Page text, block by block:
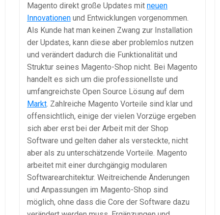
Magento direkt große Updates mit neuen
Innovationen und Entwicklungen vorgenommen.
Als Kunde hat man keinen Zwang zur Installation
der Updates, kann diese aber problemlos nutzen
und verändert dadurch die Funktionalität und
Struktur seines Magento-Shop nicht. Bei Magento
handelt es sich um die professionellste und
umfangreichste Open Source Lösung auf dem
Markt. Zahlreiche Magento Vorteile sind klar und
offensichtlich, einige der vielen Vorzüge ergeben
sich aber erst bei der Arbeit mit der Shop
Software und gelten daher als versteckte, nicht
aber als zu unterschätzende Vorteile. Magento
arbeitet mit einer durchgängig modularen
Softwarearchitektur. Weitreichende Änderungen
und Anpassungen im Magento-Shop sind
möglich, ohne dass die Core der Software dazu